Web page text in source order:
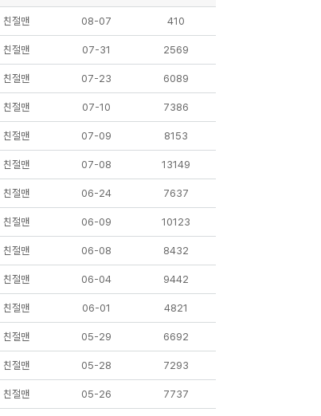
친절맨 08-07 410
친절맨 07-31 2569
친절맨 07-23 6089
친절맨 07-10 7386
친절맨 07-09 8153
친절맨 07-08 13149
친절맨 06-24 7637
친절맨 06-09 10123
친절맨 06-08 8432
친절맨 06-04 9442
친절맨 06-01 4821
친절맨 05-29 6692
친절맨 05-28 7293
친절맨 05-26 7737